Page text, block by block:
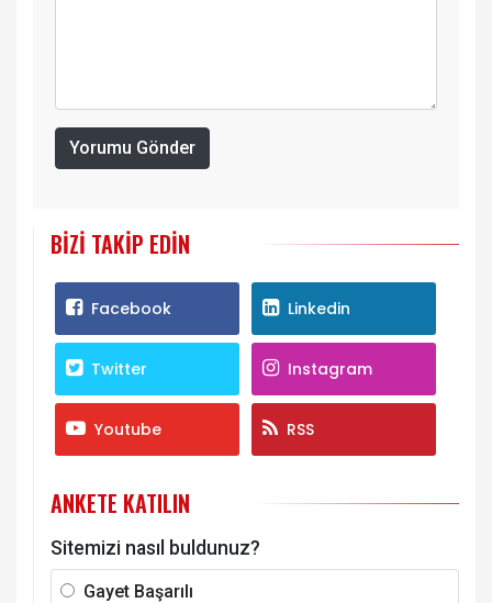
Yorumu Gönder
BIZI TAKIP EDIN
Facebook Linkedin
Twitter Instagram
Youtube RSS
ANKETE KATILIN
Sitemizi nasıl buldunuz?
Gayet Başarılı